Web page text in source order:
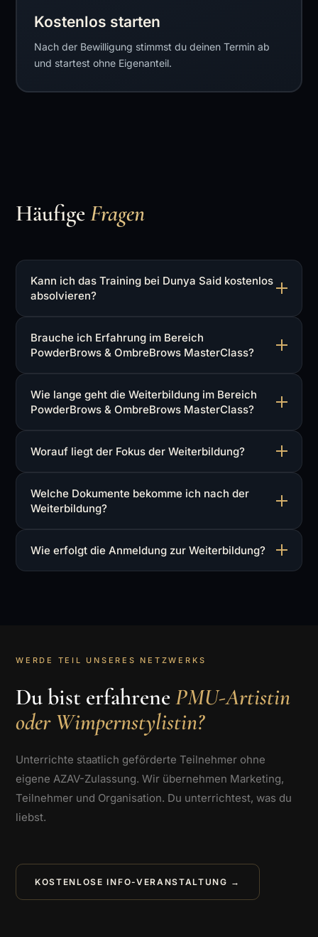
Kostenlos starten
Nach der Bewilligung stimmst du deinen Termin ab
und startest ohne Eigenanteil.
Häufige Fragen
Kann ich das Training bei Dunya Said kostenlos
absolvieren?
Brauche ich Erfahrung im Bereich
PowderBrows & OmbreBrows MasterClass?
Wie lange geht die Weiterbildung im Bereich
PowderBrows & OmbreBrows MasterClass?
Worauf liegt der Fokus der Weiterbildung?
Welche Dokumente bekomme ich nach der
Weiterbildung?
Wie erfolgt die Anmeldung zur Weiterbildung?
WERDE TEIL UNSERES NETZWERKS
Du bist erfahrene PMU-Artistin
oder Wimpernstylistin?
Unterrichte staatlich geförderte Teilnehmer ohne
eigene AZAV-Zulassung. Wir übernehmen Marketing,
Teilnehmer und Organisation. Du unterrichtest, was du
liebst.
KOSTENLOSE INFO-VERANSTALTUNG →